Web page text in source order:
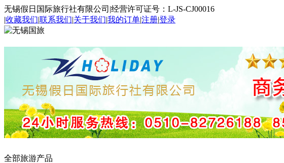
无锡假日国际旅行社有限公司 |经营许可证号：L-JS-CJ00016
|收藏我们|联系我们|关于我们|我的订单|注册|登录
全部旅游产品